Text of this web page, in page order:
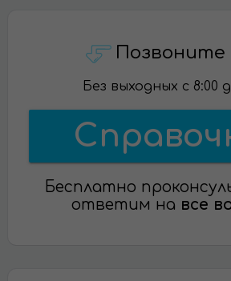
Позвоните
Без выходных с 8:00
Бесплатно
ответим на все